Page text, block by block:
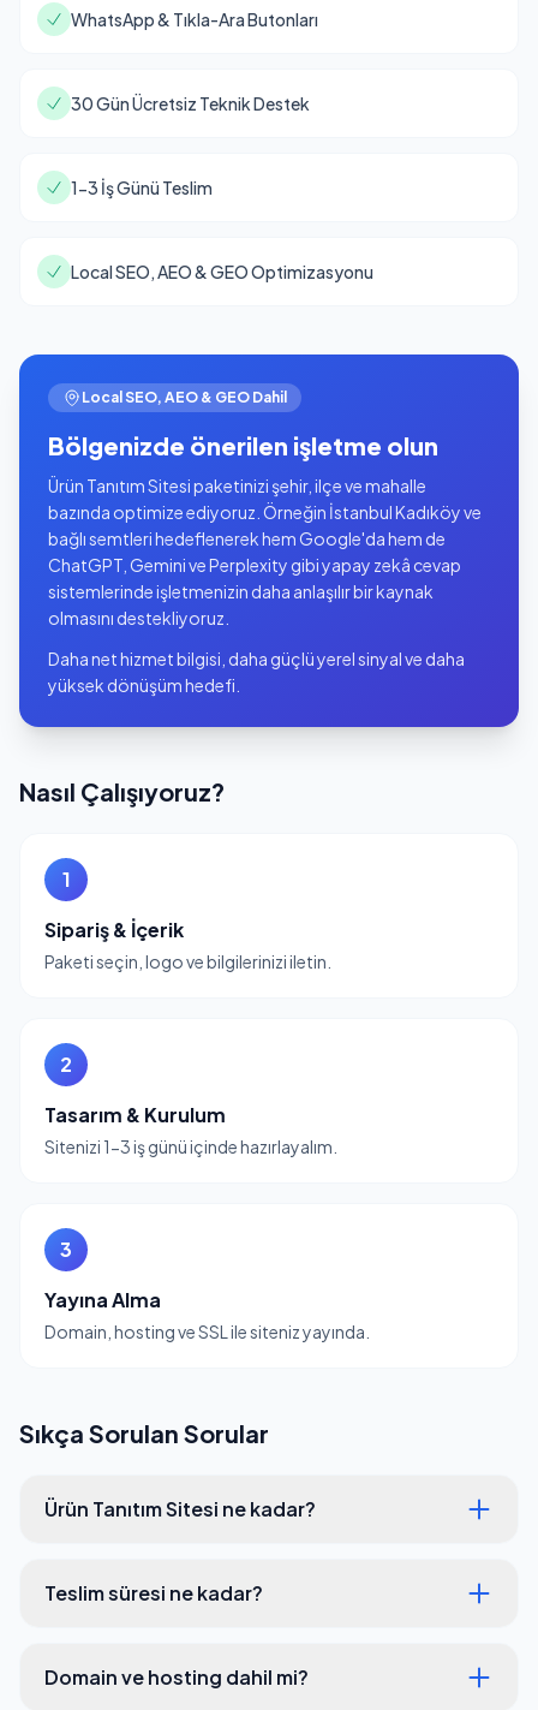
WhatsApp & Tıkla-Ara Butonları
30 Gün Ücretsiz Teknik Destek
1-3 İş Günü Teslim
Local SEO, AEO & GEO Optimizasyonu
Local SEO, AEO & GEO Dahil
Bölgenizde önerilen işletme olun
Ürün Tanıtım Sitesi paketinizi şehir, ilçe ve mahalle
bazında optimize ediyoruz. Örneğin İstanbul Kadıköy ve
bağlı semtleri hedeflenerek hem Google'da hem de
ChatGPT, Gemini ve Perplexity gibi yapay zekâ cevap
sistemlerinde işletmenizin daha anlaşılır bir kaynak
olmasını destekliyoruz.
Daha net hizmet bilgisi, daha güçlü yerel sinyal ve daha
yüksek dönüşüm hedefi.
Nasıl Çalışıyoruz?
1
Sipariş & İçerik
Paketi seçin, logo ve bilgilerinizi iletin.
2
Tasarım & Kurulum
Sitenizi 1-3 iş günü içinde hazırlayalım.
3
Yayına Alma
Domain, hosting ve SSL ile siteniz yayında.
Sıkça Sorulan Sorular
Ürün Tanıtım Sitesi ne kadar?
Teslim süresi ne kadar?
Domain ve hosting dahil mi?